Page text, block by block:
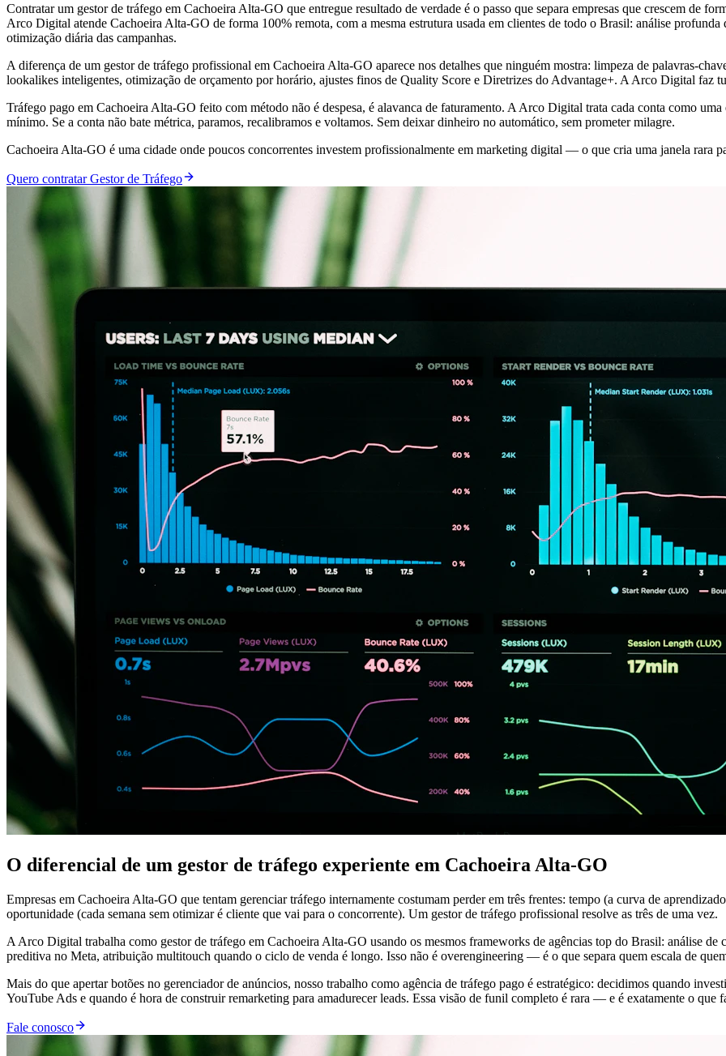
Contratar um gestor de tráfego em Cachoeira Alta-GO que entregue resultado de verdade é o passo que separa empresas que crescem de
Arco Digital atende Cachoeira Alta-GO de forma 100% remota, com a mesma estrutura usada em clientes de todo o Brasil: análise
otimização diária das campanhas.
A diferença de um gestor de tráfego profissional em Cachoeira Alta-GO aparece nos detalhes que ninguém mostra: limpeza de palavras-
lookalikes inteligentes, otimização de orçamento por horário, ajustes finos de Quality Score e Diretrizes do Advantage+. A Arco Digital faz
Tráfego pago em Cachoeira Alta-GO feito com método não é despesa, é alavanca de faturamento. A Arco Digital trata cada conta como
mínimo. Se a conta não bate métrica, paramos, recalibramos e voltamos. Sem deixar dinheiro no automático, sem prometer milagre.
Cachoeira Alta-GO é uma cidade onde poucos concorrentes investem profissionalmente em marketing digital — o que cria uma janela rara
Quero contratar Gestor de Tráfego
O diferencial de um gestor de tráfego experiente em Cachoeira Alta-GO
Empresas em Cachoeira Alta-GO que tentam gerenciar tráfego internamente costumam perder em três frentes: tempo (a curva de
oportunidade (cada semana sem otimizar é cliente que vai para o concorrente). Um gestor de tráfego profissional resolve as três de uma vez.
A Arco Digital trabalha como gestor de tráfego em Cachoeira Alta-GO usando os mesmos frameworks de agências top do Brasil: análise
preditiva no Meta, atribuição multitouch quando o ciclo de venda é longo. Isso não é overengineering — é o que separa quem escala de
Mais do que apertar botões no gerenciador de anúncios, nosso trabalho como agência de tráfego pago é estratégico: decidimos quando
YouTube Ads e quando é hora de construir remarketing para amadurecer leads. Essa visão de funil completo é rara — e é exatamente o que
Fale conosco